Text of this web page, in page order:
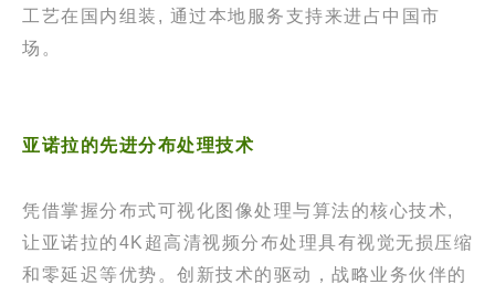
工艺在国内组装, 通过本地服务支持来进占中国市
场。
亚诺拉的先进分布处理技术
凭借掌握分布式可视化图像处理与算法的核心技术,
让亚诺拉的4K超高清视频分布处理具有视觉无损压缩
和零延迟等优势。创新技术的驱动，战略业务伙伴的